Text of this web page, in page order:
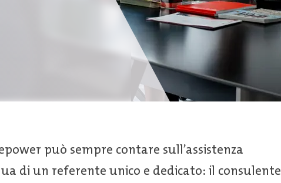
può sempre contare sull’assistenza
di un referente unico e dedicato: il consulente